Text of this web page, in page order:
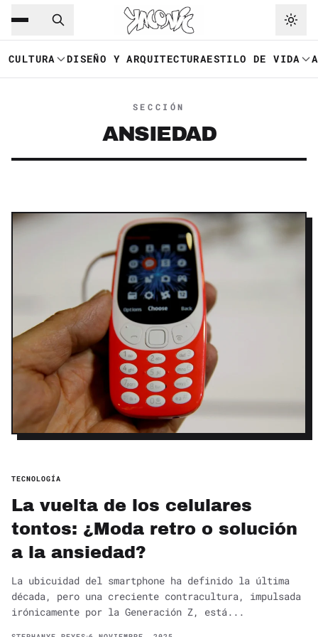
Saltar al contenido principal
CULTURA DISEÑO Y ARQUITECTURAESTILO DE VIDA
SECCIÓN
ANSIEDAD
TECNOLOGÍA
La vuelta de los celulares
tontos: ¿Moda retro o solución
a la ansiedad?
La ubicuidad del smartphone ha definido la última
década, pero una creciente contracultura, impulsada
irónicamente por la Generación Z, está...